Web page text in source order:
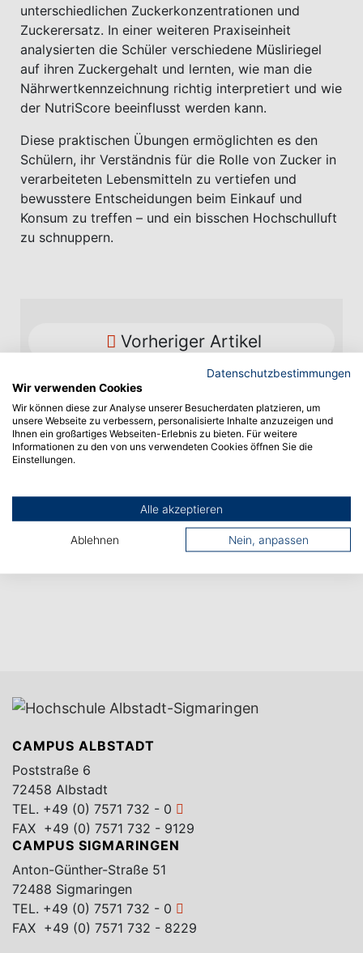
unterschiedlichen Zuckerkonzentrationen und
Zuckerersatz. In einer weiteren Praxiseinheit
analysierten die Schüler verschiedene Müsliriegel
auf ihren Zuckergehalt und lernten, wie man die
Nährwertkennzeichnung richtig interpretiert und wie
der NutriScore beeinflusst werden kann.
Diese praktischen Übungen ermöglichten es den
Schülern, ihr Verständnis für die Rolle von Zucker in
verarbeiteten Lebensmitteln zu vertiefen und
bewusstere Entscheidungen beim Einkauf und
Konsum zu treffen – und ein bisschen Hochschulluft
zu schnuppern.
Vorheriger Artikel
Nächster Artikel
CAMPUS ALBSTADT
Poststraße 6
72458 Albstadt
TEL. +49 (0) 7571 732 - 0
FAX +49 (0) 7571 732 - 9129
CAMPUS SIGMARINGEN
Anton-Günther-Straße 51
72488 Sigmaringen
TEL. +49 (0) 7571 732 - 0
FAX +49 (0) 7571 732 - 8229
Datenschutzbestimmungen
Wir verwenden Cookies
Wir können diese zur Analyse unserer Besucherdaten platzieren, um
unsere Webseite zu verbessern, personalisierte Inhalte anzuzeigen und
Ihnen ein großartiges Webseiten-Erlebnis zu bieten. Für weitere
Informationen zu den von uns verwendeten Cookies öffnen Sie die
Einstellungen.
Alle akzeptieren
Ablehnen Nein, anpassen